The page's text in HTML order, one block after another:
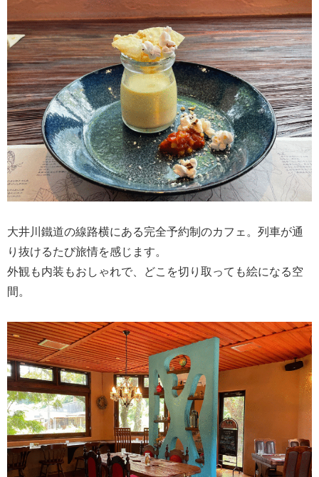
大井川鐵道の線路横にある完全予約制のカフェ。列車が通
り抜けるたび旅情を感じます。
外観も内装もおしゃれで、どこを切り取っても絵になる空
間。